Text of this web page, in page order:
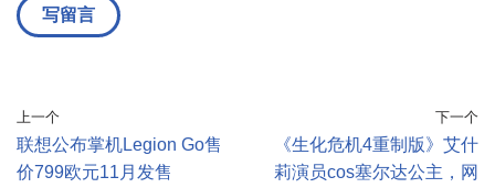
上一个
联想公布掌机Legion Go售
价799欧元11月发售
下一个
《生化危机4重制版》艾什
莉演员cos塞尔达公主，网